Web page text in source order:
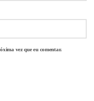
vez que eu comentar.